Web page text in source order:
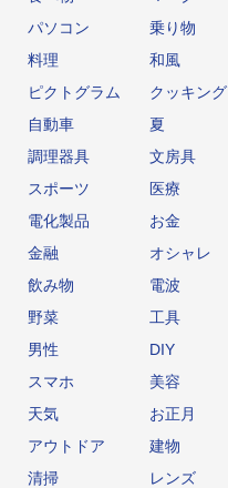
パソコン
乗り物
料理
和風
ピクトグラム
クッキング
自動車
夏
調理器具
文房具
スポーツ
医療
電化製品
お金
金融
オシャレ
飲み物
電波
野菜
工具
男性
DIY
スマホ
美容
天気
お正月
アウトドア
建物
清掃
レンズ